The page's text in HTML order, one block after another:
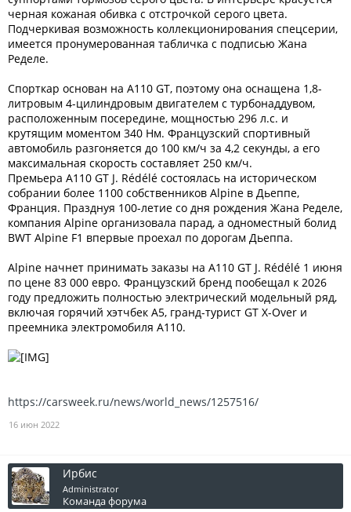
черная кожаная обивка с отстрочкой серого цвета.
Подчеркивая возможность коллекционирования спецсерии,
имеется пронумерованная табличка с подписью Жана
Ределе.
Спорткар основан на A110 GT, поэтому она оснащена 1,8-
литровым 4-цилиндровым двигателем с турбонаддувом,
расположенным посередине, мощностью 296 л.с. и
крутящим моментом 340 Нм. Французский спортивный
автомобиль разгоняется до 100 км/ч за 4,2 секунды, а его
максимальная скорость составляет 250 км/ч.
Премьера A110 GT J. Rédélé состоялась на историческом
собрании более 1100 собственников Alpine в Дьеппе,
Франция. Празднуя 100-летие со дня рождения Жана Ределе,
компания Alpine организовала парад, а одноместный болид
BWT Alpine F1 впервые проехал по дорогам Дьеппа.
Alpine начнет принимать заказы на A110 GT J. Rédélé 1 июня
по цене 83 000 евро. Французский бренд пообещал к 2026
году предложить полностью электрический модельный ряд,
включая горячий хэтчбек A5, гранд-турист GT X-Over и
преемника электромобиля A110.
https://carsweek.ru/news/world_news/1257516/
16 июн 2022
Ирбис
Administrator
Команда форума